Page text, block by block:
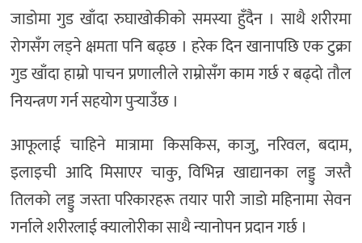
जाडोमा गुड खाँदा रुघाखोकीको समस्या हुँदैन । साथै शरीरमा
रोगसँग लड्ने क्षमता पनि बढ्छ । हरेक दिन खानापछि एक टुक्रा
गुड खाँदा हाम्रो पाचन प्रणालीले राम्रोसँग काम गर्छ र बढ्दो तौल
नियन्त्रण गर्न सहयोग पुर्‍याउँछ ।
आफूलाई चाहिने मात्रामा किसकिस, काजु, नरिवल, बदाम,
इलाइची आदि मिसाएर चाकु, विभिन्न खाद्यानका लड्डु जस्तै
तिलको लड्डु जस्ता परिकारहरू तयार पारी जाडो महिनामा सेवन
गर्नाले शरीरलाई क्यालोरीका साथै न्यानोपन प्रदान गर्छ ।